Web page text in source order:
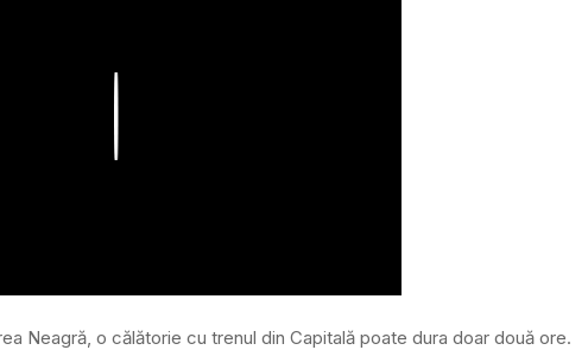
Neagră, o călătorie cu trenul din Capitală poate dura doar două ore.